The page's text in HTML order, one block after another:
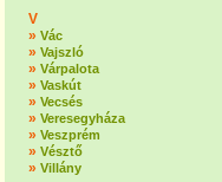
V
» Vác
» Vajszló
» Várpalota
» Vaskút
» Vecsés
» Veresegyháza
» Veszprém
» Vésztő
» Villány